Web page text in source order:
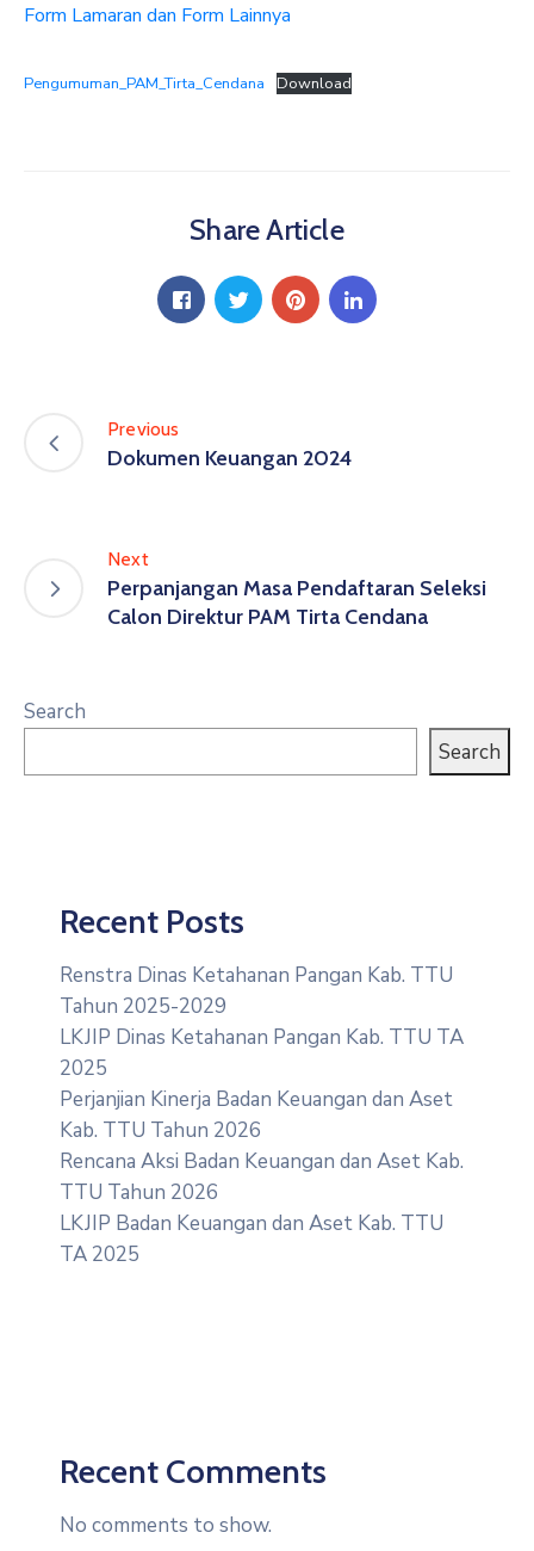
Form Lamaran dan Form Lainnya
Pengumuman_PAM_Tirta_Cendana Download
Share Article
Previous
Dokumen Keuangan 2024
Next
Perpanjangan Masa Pendaftaran Seleksi
Calon Direktur PAM Tirta Cendana
Search
Search
Recent Posts
Renstra Dinas Ketahanan Pangan Kab. TTU
Tahun 2025-2029
LKJIP Dinas Ketahanan Pangan Kab. TTU TA
2025
Perjanjian Kinerja Badan Keuangan dan Aset
Kab. TTU Tahun 2026
Rencana Aksi Badan Keuangan dan Aset Kab.
TTU Tahun 2026
LKJIP Badan Keuangan dan Aset Kab. TTU
TA 2025
Recent Comments
No comments to show.